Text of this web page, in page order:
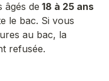
âgés de 18 à 25 ans
le bac. Si vous
au bac, la
refusée.